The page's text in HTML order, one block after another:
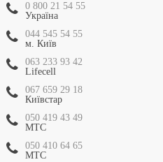
0 800 21 54 55
Україна
044 545 54 55
м. Київ
063 233 93 42
Lifecell
067 659 29 18
Київстар
050 419 43 49
МТС
050 410 64 65
МТС